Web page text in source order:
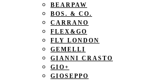
BEARPAW
BOS. & CO.
CARRANO
FLEX&GO
FLY LONDON
GEMELLI
GIANNI CRASTO
GIO+
GIOSEPPO